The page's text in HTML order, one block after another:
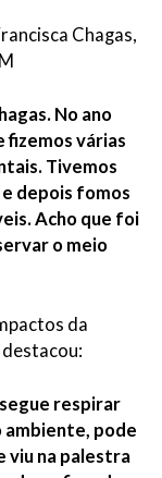
Chagas,
No ano
fizemos várias
Tivemos
depois fomos
Acho que foi
o meio
da
respirar
ambiente, pode
viu na palestra